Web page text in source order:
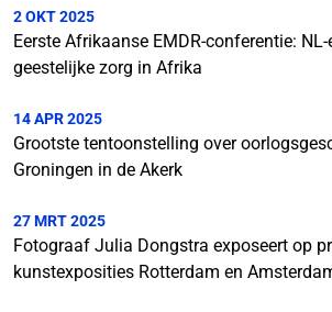
2 OKT 2025
Eerste Afrikaanse EMDR-conferentie:
geestelijke zorg in Afrika
14 APR 2025
Grootste tentoonstelling over
Groningen in de Akerk
27 MRT 2025
Fotograaf Julia Dongstra exposeert op
kunstexposities Rotterdam en